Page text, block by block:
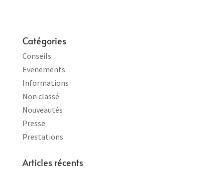
Catégories
Conseils
Evenements
Informations
Non classé
Nouveautés
Presse
Prestations
Articles récents